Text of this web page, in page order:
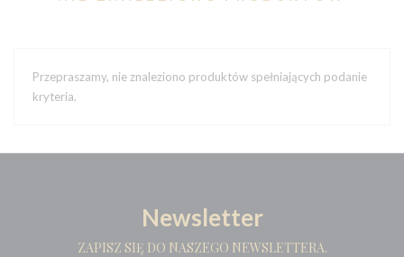
Przepraszamy, nie znaleziono produktów spełniających podanie
kryteria.
Newsletter
ZAPISZ SIĘ DO NASZEGO NEWSLETTERA.